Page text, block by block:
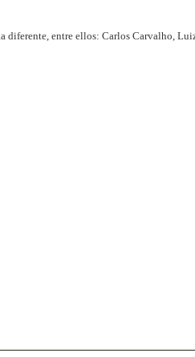
diferente, entre ellos: Carlos Carvalho,